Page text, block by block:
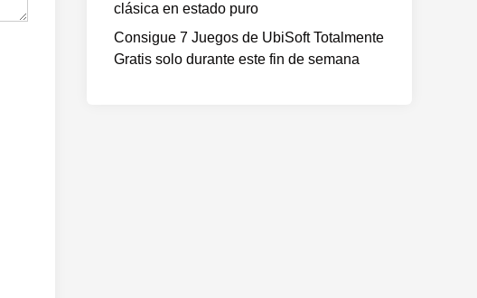
clásica en estado puro
Consigue 7 Juegos de UbiSoft Totalmente
Gratis solo durante este fin de semana